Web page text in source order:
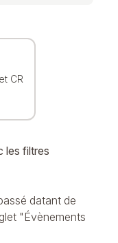
CR
les filtres
datant de
"Évènements